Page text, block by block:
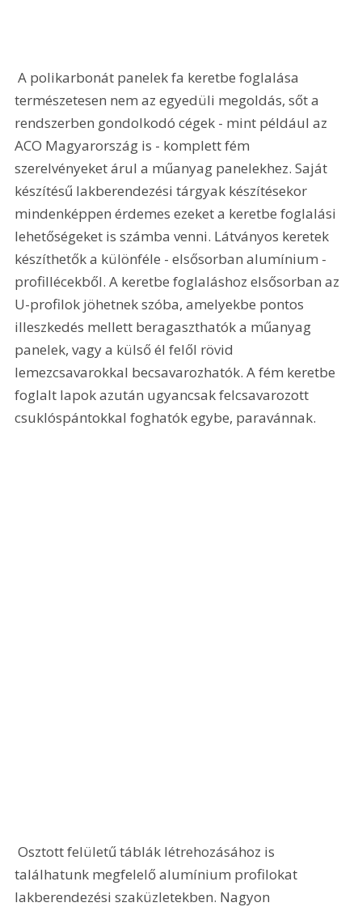
A polikarbonát panelek fa keretbe foglalása
természetesen nem az egyedüli megoldás, sőt a
rendszerben gondolkodó cégek - mint például az
ACO Magyarország is - komplett fém
szerelvényeket árul a műanyag panelekhez. Saját
készítésű lakberendezési tárgyak készítésekor
mindenképpen érdemes ezeket a keretbe foglalási
lehetőségeket is számba venni. Látványos keretek
készíthetők a különféle - elsősorban alumínium -
profillécekből. A keretbe foglaláshoz elsősorban az
U-profilok jöhetnek szóba, amelyekbe pontos
illeszkedés mellett beragaszthatók a műanyag
panelek, vagy a külső él felől rövid
lemezcsavarokkal becsavarozhatók. A fém keretbe
foglalt lapok azután ugyancsak felcsavarozott
csuklóspántokkal foghatók egybe, paravánnak.
Osztott felületű táblák létrehozásához is
találhatunk megfelelő alumínium profilokat
lakberendezési szaküzletekben. Nagyon